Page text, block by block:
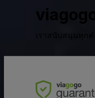
เราสนับสนุนทุก